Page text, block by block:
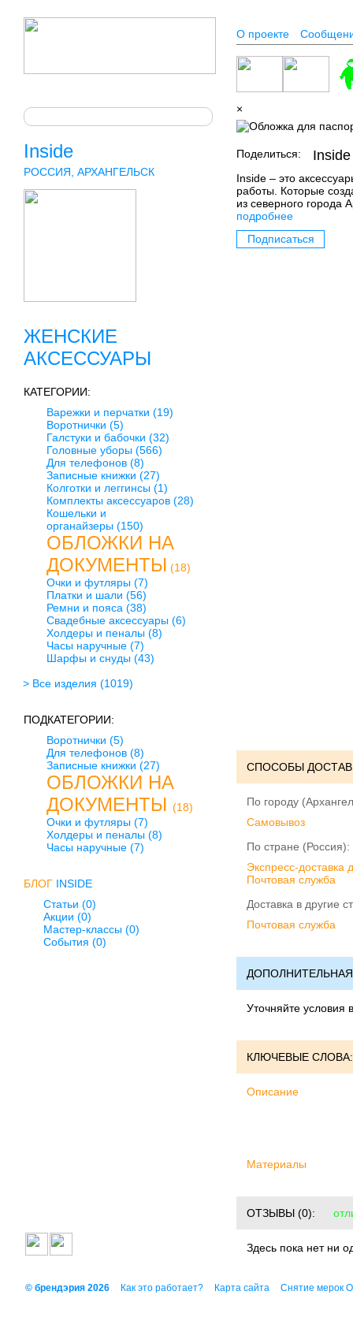
О проекте
Inside
РОССИЯ, АРХАНГЕЛЬСК
ЖЕНСКИЕ
АКСЕССУАРЫ
КАТЕГОРИИ:
Варежки и перчатки (19)
Воротнички (5)
Галстуки и бабочки (32)
Головные уборы (566)
Для телефонов (8)
Записные книжки (27)
Колготки и леггинсы (1)
Комплекты аксессуаров (28)
Кошельки и
органайзеры (150)
ОБЛОЖКИ НА
ДОКУМЕНТЫ (18)
Очки и футляры (7)
Платки и шали (56)
Ремни и пояса (38)
Свадебные аксессуары (6)
Холдеры и пеналы (8)
Часы наручные (7)
Шарфы и снуды (43)
> Все изделия (1019)
ПОДКАТЕГОРИИ:
Воротнички (5)
Для телефонов (8)
Записные книжки (27)
ОБЛОЖКИ НА
ДОКУМЕНТЫ (18)
Очки и футляры (7)
Холдеры и пеналы (8)
Часы наручные (7)
БЛОГ INSIDE
Статьи (0)
Акции (0)
Мастер-классы (0)
События (0)
×
Поделиться: Inside
Inside – это
работы. Которые
из северного города
подробнее
Подписаться
СПОСОБЫ
По городу
Cамовывоз
По стране (Россия):
Экспресс-доставка
Почтовая служба
Доставка в другие
Почтовая служба
Уточняйте условия
КЛЮЧЕВЫЕ СЛОВА:
Описание
Материалы
ОТЗЫВЫ (0):
Здесь пока нет ни
© брендэрия 2026 Как это работает? Карта сайта Снятие мерок